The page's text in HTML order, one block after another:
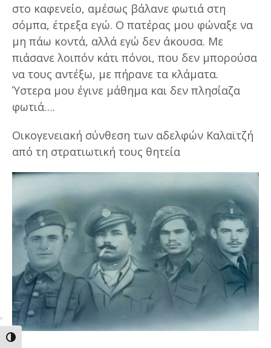
ΕΝΑΛΛΑΓΗ ΥΨΗΛΗΣ ΑΝΤΙΘΕΣΗΣ
στο καφενείο, αμέσως βάλανε φωτιά στη
σόμπα, έτρεξα εγώ. Ο πατέρας μου φώναξε να
μη πάω κοντά, αλλά εγώ δεν άκουσα. Με
πιάσανε λοιπόν κάτι πόνοι, που δεν μπορούσα
να τους αντέξω, με πήρανε τα κλάματα.
Ύστερα μου έγινε μάθημα και δεν πλησίαζα
φωτιά….
Οικογενειακή σύνθεση των αδελφών Καλαϊτζή
από τη στρατιωτική τους θητεία